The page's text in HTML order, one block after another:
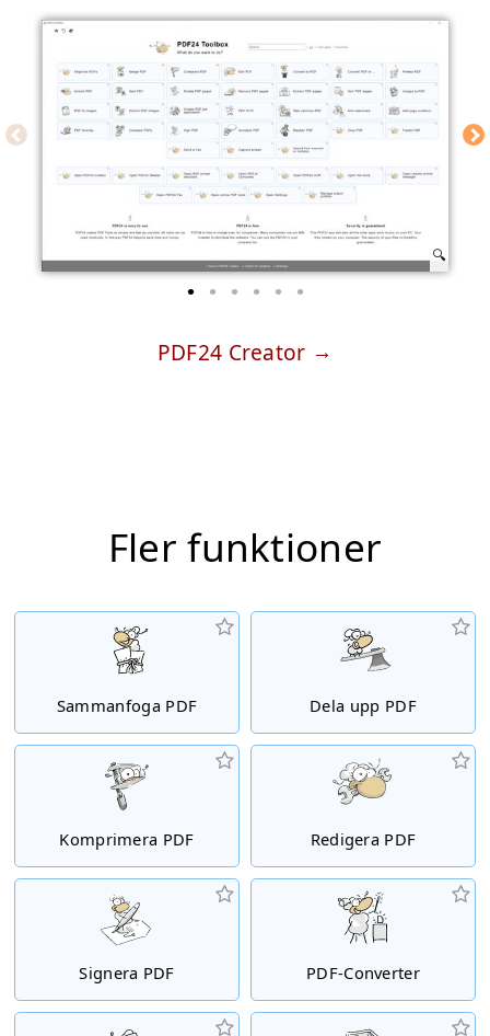
PDF24 Creator
Fler funktioner
Sammanfoga PDF Dela upp PDF
Komprimera PDF Redigera PDF
Signera PDF PDF-Converter